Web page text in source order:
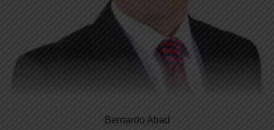
Bernardo Abad